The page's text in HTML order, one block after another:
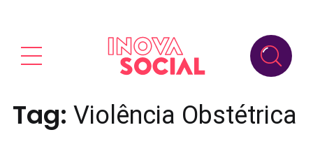
Tag: Violência Obstétrica